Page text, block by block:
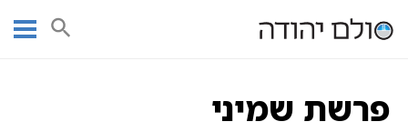
עמוד ראשי אוצר הכתבים
תנ"ך מנוקד
פרשת שמיני
פרשת שמיני